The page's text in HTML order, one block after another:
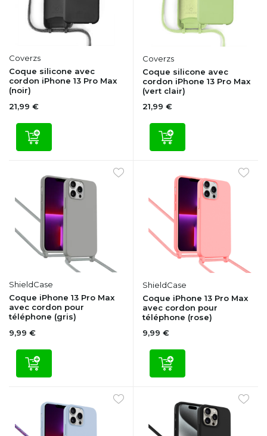
Coverzs
Coque silicone avec
cordon iPhone 13 Pro Max
(noir)
21,99 €
Coverzs
Coque silicone avec
cordon iPhone 13 Pro Max
(vert clair)
21,99 €
ShieldCase
Coque iPhone 13 Pro Max
avec cordon pour
téléphone (gris)
9,99 €
ShieldCase
Coque iPhone 13 Pro Max
avec cordon pour
téléphone (rose)
9,99 €